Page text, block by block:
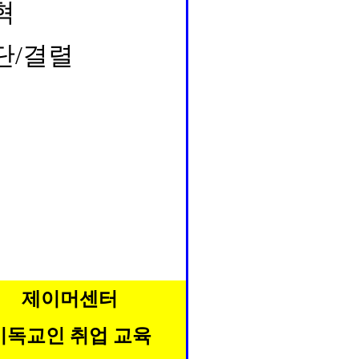
/결렬
제이머센터
독교인 취업 교육